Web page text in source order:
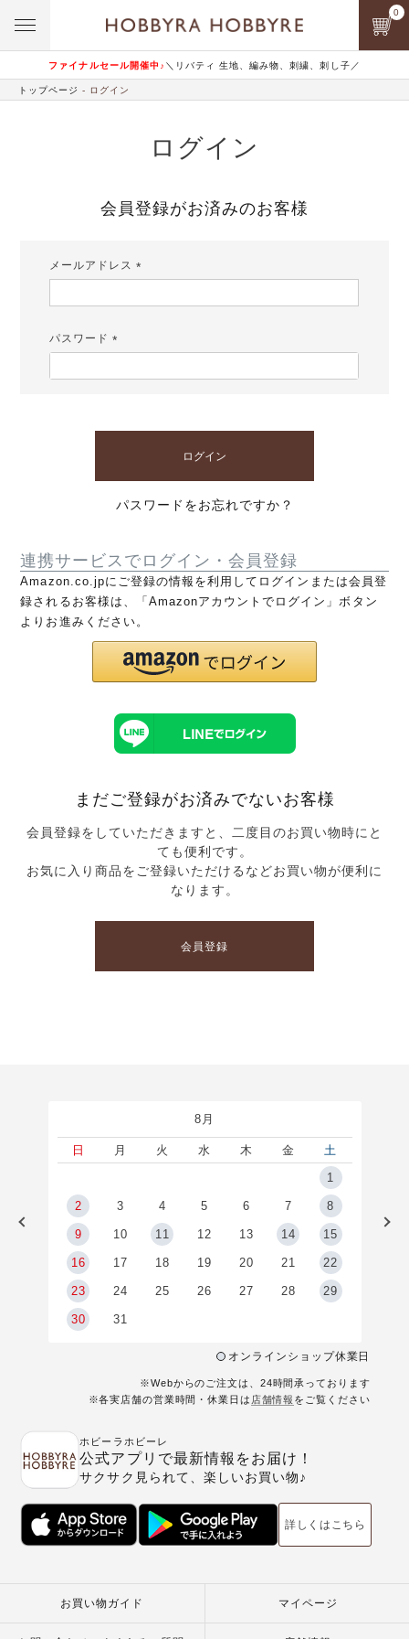
ファイナルセール開催中♪ ＼リバティ 生地、編み物、刺繍、刺し子／
0
トップページ ログイン
ログイン
会員登録がお済みのお客様
メールアドレス
パスワード
ログイン
パスワードをお忘れですか？
連携サービスでログイン・会員登録
Amazon.co.jpにご登録の情報を利用してログインまたは会員登
録されるお客様は、「Amazonアカウントでログイン」ボタン
よりお進みください。
まだご登録がお済みでないお客様
会員登録をしていただきますと、二度目のお買い物時にと
ても便利です。
お気に入り商品をご登録いただけるなどお買い物が便利に
なります。
会員登録
8月
日 月 火 水 木 金
土
1
2 3 4 5 6 7 8
9 10 11 12 13 14 15
16 17 18 19 20 21 22
23 24 25 26 27 28 29
30 31
オンラインショップ休業日
※Webからのご注文は、24時間承っております
※各実店舗の営業時間・休業日は 店舗情報 をご覧ください
ホビーラホビーレ
公式アプリで最新情報をお届け！
サクサク見られて、楽しいお買い物♪
詳しくはこちら
お買い物ガイド マイページ